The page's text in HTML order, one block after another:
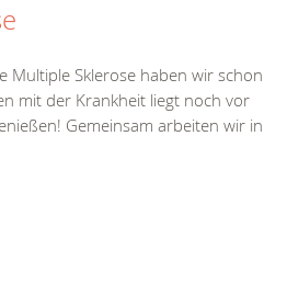
Multiple Sklerose haben wir schon
mit der Krankheit liegt noch vor
Gemeinsam arbeiten wir in